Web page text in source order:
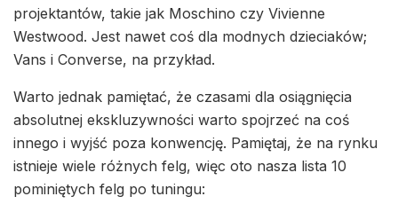
projektantów, takie jak Moschino czy Vivienne
Westwood. Jest nawet coś dla modnych dzieciaków;
Vans i Converse, na przykład.
Warto jednak pamiętać, że czasami dla osiągnięcia
absolutnej ekskluzywności warto spojrzeć na coś
innego i wyjść poza konwencję. Pamiętaj, że na rynku
istnieje wiele różnych felg, więc oto nasza lista 10
pominiętych felg po tuningu: